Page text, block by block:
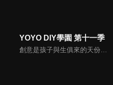
YOYO DIY學園 第十一季
創意是孩子與生俱來的天份，本節目帶家長與小朋友一起做有趣又好玩的美勞作品，一同體會親子DIY的樂趣，共享歡樂親子時光，培養小朋友在各方面的均衡發展。